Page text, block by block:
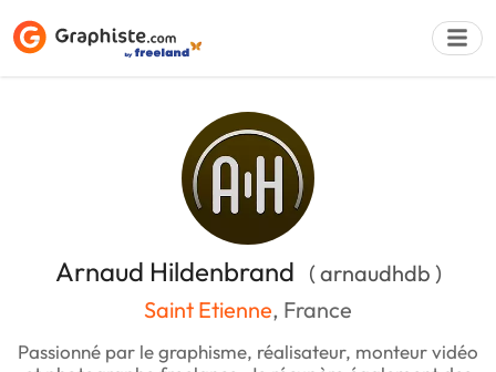
Arnaud Hildenbrand ( arnaudhdb )
Saint Etienne, France
Passionné par le graphisme, réalisateur, monteur vidéo